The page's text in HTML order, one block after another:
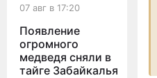
07 авг в 17:20
Появление
огромного
медведя сняли в
тайге Забайкалья